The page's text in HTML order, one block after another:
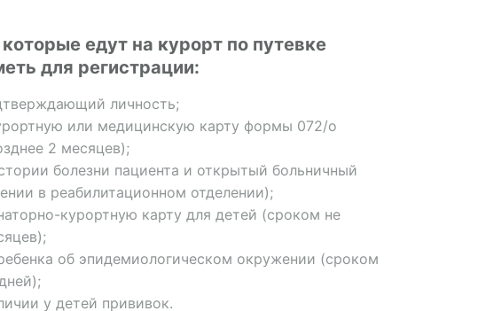
едут на курорт по путевке
для регистрации:
личность;
или медицинскую карту формы 072/о
2 месяцев);
болезни пациента и открытый больничный
в реабилитационном отделении);
курортную карту для детей (сроком не
об эпидемиологическом окружении (сроком
у детей прививок.